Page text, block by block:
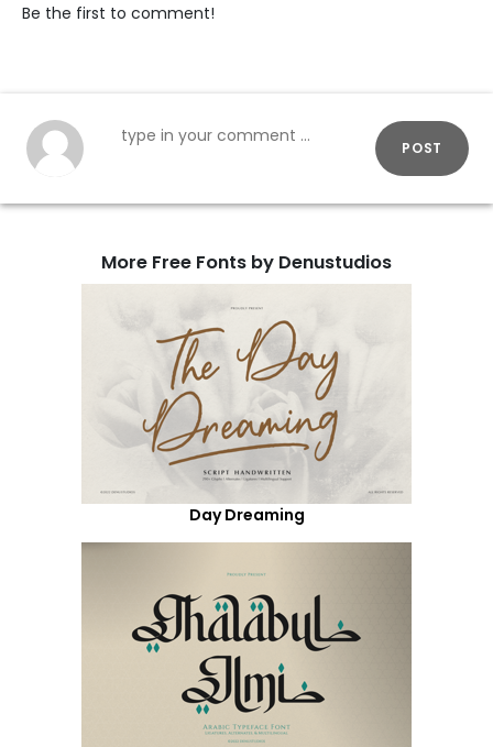
Be the first to comment!
POST
More Free Fonts by Denustudios
Day Dreaming